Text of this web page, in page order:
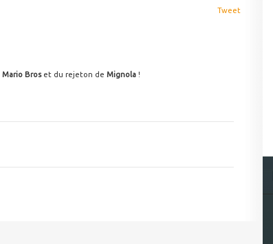
Tweet
Mario Broset du rejeton de Mignola!